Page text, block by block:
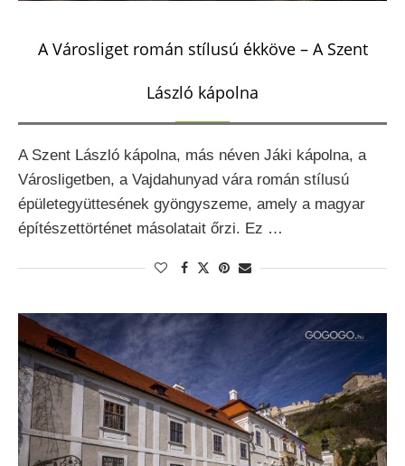
A Városliget román stílusú ékköve – A Szent
László kápolna
A Szent László kápolna, más néven Jáki kápolna, a
Városligetben, a Vajdahunyad vára román stílusú
épületegyüttesének gyöngyszeme, amely a magyar
építészettörténet másolatait őrzi. Ez …